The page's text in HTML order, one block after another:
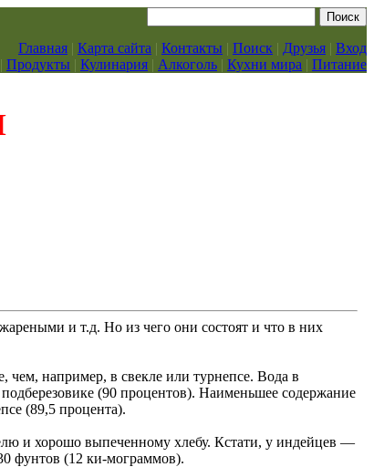
Главная | Карта сайта | Контакты | Поиск | Друзья | Вход
| Продукты | Кулинария | Алкоголь | Кухни мира | Питание
и т.д. Но из чего они состоят и что в них
чем, например, в свекле или турнепсе. Вода в
(90 процентов). Наименьшее содержание
(89,5 процента).
и хорошо выпеченному хлебу. Кстати, у индейцев —
фунтов (12 ки-мограммов).